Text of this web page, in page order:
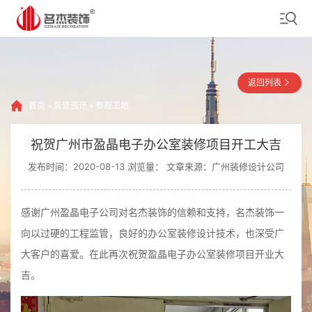
首页 » 装修资讯 » 参观工地
返回列表
祝贺广州市盈晶电子办公室装修项目开工大吉
发布时间：2020-08-13 浏览量： 文章来源：广州装修设计公司
感谢广州盈晶电子公司对名杰装饰的信赖和支持，名杰装饰一
向以过硬的工程监管，良好的办公室装修设计技术，也深受广
大客户的喜爱。在此再次祝贺盈晶电子办公室装修项目开业大
吉。